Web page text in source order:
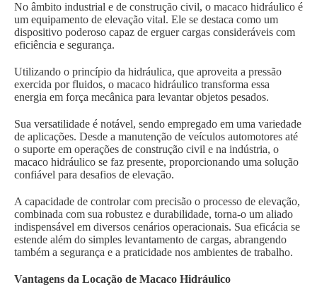
No âmbito industrial e de construção civil, o macaco hidráulico é
um equipamento de elevação vital. Ele se destaca como um
dispositivo poderoso capaz de erguer cargas consideráveis com
eficiência e segurança.
Utilizando o princípio da hidráulica, que aproveita a pressão
exercida por fluidos, o macaco hidráulico transforma essa
energia em força mecânica para levantar objetos pesados.
Sua versatilidade é notável, sendo empregado em uma variedade
de aplicações. Desde a manutenção de veículos automotores até
o suporte em operações de construção civil e na indústria, o
macaco hidráulico se faz presente, proporcionando uma solução
confiável para desafios de elevação.
A capacidade de controlar com precisão o processo de elevação,
combinada com sua robustez e durabilidade, torna-o um aliado
indispensável em diversos cenários operacionais. Sua eficácia se
estende além do simples levantamento de cargas, abrangendo
também a segurança e a praticidade nos ambientes de trabalho.
Vantagens da Locação de Macaco Hidráulico